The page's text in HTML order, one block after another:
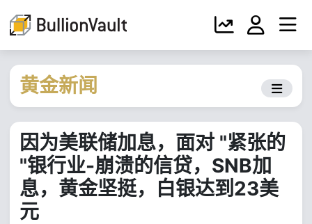
黄金新闻
因为美联储加息，面对 "紧张的
"银行业-崩溃的信贷，SNB加
息，黄金坚挺，白银达到23美
元